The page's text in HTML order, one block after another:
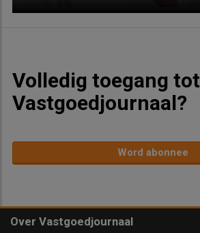
Volledig toegang tot
Vastgoedjournaal?
Word abonnee
Over Vastgoedjournaal